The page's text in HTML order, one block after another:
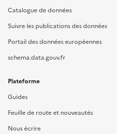
Catalogue de données
Suivre les publications des données
Portail des données européennes
schema.data.gouv.fr
Plateforme
Guides
Feuille de route et nouveautés
Nous écrire